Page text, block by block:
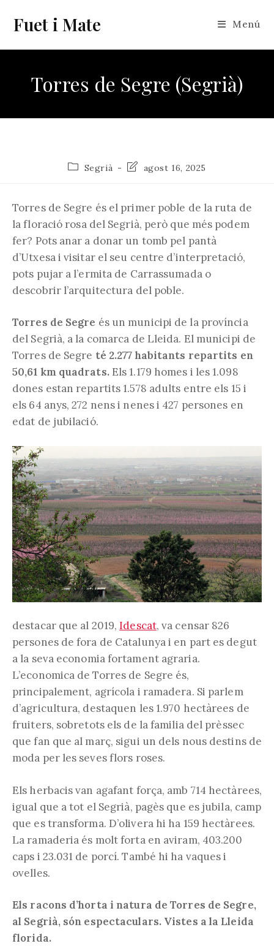
contingut
Fuet i Mate Menú
Torres de Segre (Segrià)
Categoria
Segrià
Últimaagost 16, 2025
Torres de Segre és el primer poble de la ruta de
la floració rosa del Segrià, però que més podem
fer? Pots anar a donar un tomb pel pantà
d’Utxesa i visitar el seu centre d’interpretació,
pots pujar a l’ermita de Carrassumada o
descobrir l’arquitectura del poble.
Torres de Segre és un municipi de la província
del Segrià, a la comarca de Lleida. El municipi de
Torres de Segre té 2.277 habitants repartits en
50,61 km quadrats.Els 1.179 homes i les 1.098
dones estan repartits 1.578 adults entre els 15 i
els 64 anys, 272 nens i nenes i 427 persones en
edat de jubilació.
destacar que al 2019,Idescat, va censar 826
persones de fora de Catalunya i en part es degut
a la seva economia fortament agraria.
L’economica de Torres de Segre és,
principalement, agrícola i ramadera. Si parlem
d’agricultura, destaquen les 1.970 hectàrees de
fruiters, sobretots els de la familia del prèssec
que fan que al març, sigui un dels nous destins de
moda per les seves flors roses.
Els herbacis van agafant força, amb 714 hectàrees,
igual que a tot el Segrià, pagès que es jubila, camp
que es transforma. D’olivera hi ha 159 hectàrees.
La ramaderia és molt forta en aviram, 403.200
caps i 23.031 de porcí. També hi ha vaques i
ovelles.
Els racons d’horta i natura de Torres de Segre,
al Segrià, són espectaculars. Vistes a la Lleida
florida.